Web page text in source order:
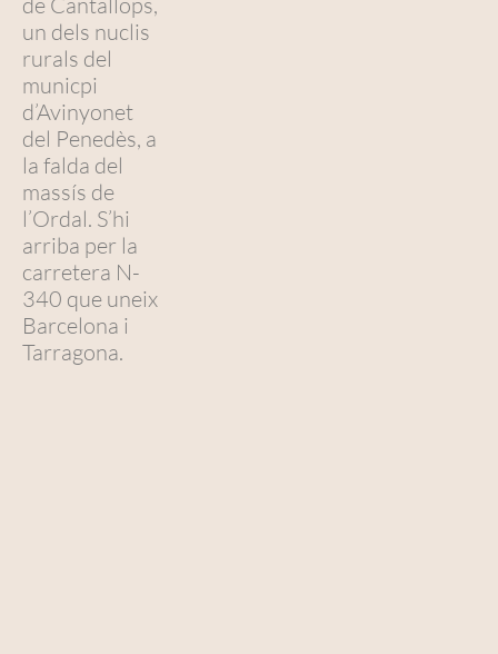
un dels nuclis
rurals del
municpi
d’Avinyonet
del Penedès, a
la falda del
massís de
l’Ordal. S’hi
arriba per la
carretera N-
340 que uneix
Barcelona i
Tarragona.